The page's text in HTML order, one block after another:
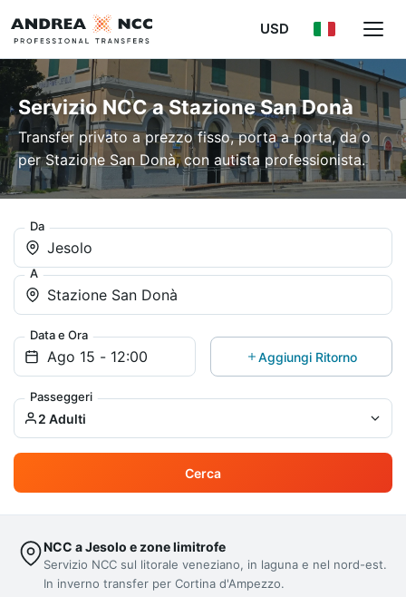
USD
Servizio NCC a Stazione San Donà
Transfer privato a prezzo fisso, porta a porta, da o
per Stazione San Donà, con autista professionista.
Da
Jesolo
A
Stazione San Donà
Data e Ora
Aggiungi Ritorno
Passeggeri
2 Adulti
Cerca
NCC a Jesolo e zone limitrofe
Servizio NCC sul litorale veneziano, in laguna e nel nord-est.
In inverno transfer per Cortina d'Ampezzo.